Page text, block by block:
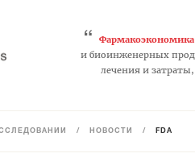
“ Фармакоэкономика
и биоинженерных
лечения и
/ НОВОСТИ / FDA